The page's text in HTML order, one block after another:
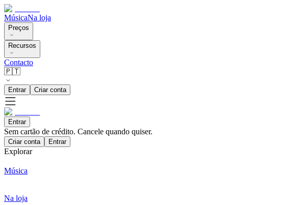
MúsicaNa loja
Preços
Recursos
Contacto
🇵🇹
Entrar Criar conta
Entrar
Sem cartão de crédito. Cancele quando quiser.
Criar conta Entrar
Explorar
Música
Na loja